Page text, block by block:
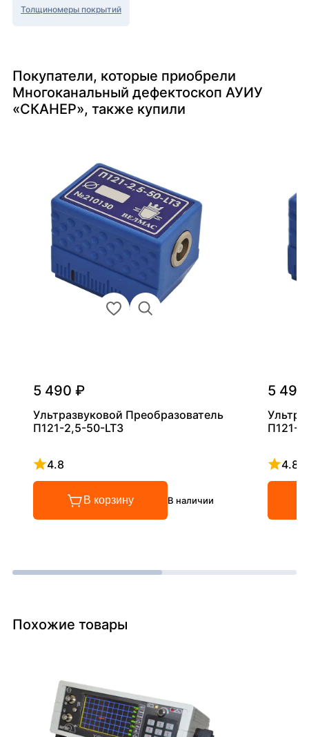
Толщиномеры покрытий
Покупатели, которые приобрели
Многоканальный дефектоскоп АУИУ
«СКАНЕР», также купили
5 490 ₽
Ультразвуковой Преобразователь
П121-2,5-50-LT3
4.8
Рейтинг 4.8 из 5
В корзину В наличии
5
П121-
4.8
Похожие товары